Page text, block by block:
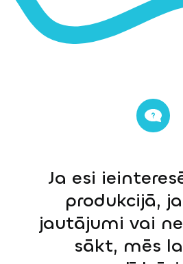
Ja esi
produkcijā,
jautājumi vai
sākt, mēs